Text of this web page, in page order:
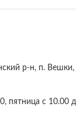
р-н, п. Вешки,
пятница с 10.00